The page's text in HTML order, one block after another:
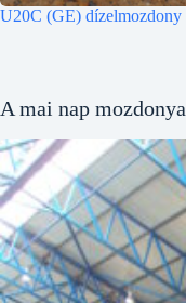
U20C (GE) dízelmozdony
A mai nap mozdonya